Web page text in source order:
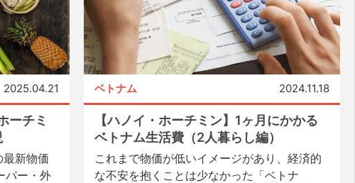
2025.04.21
ーチミ
新物価
パー・外
ベトナム 2024.11.18
【ハノイ・ホーチミン】1ヶ月にかかる
ベトナム生活費（2人暮らし編）
これまで物価が低いイメージがあり、経済的
な不安を抱くことは少なかった「ベトナ